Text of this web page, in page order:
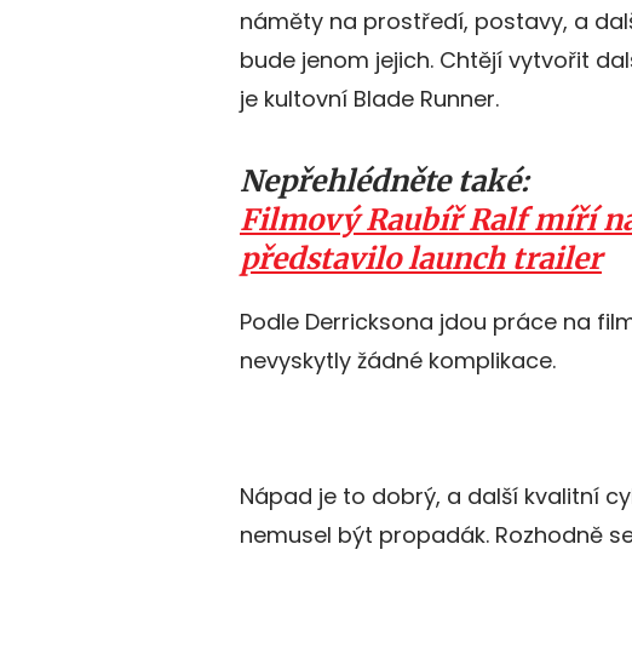
náměty na prostředí, postavy, a
bude jenom jejich. Chtějí vytvořit
je kultovní Blade Runner.
Nepřehlédněte také:
Filmový Raubíř Ralf míří
představilo launch trailer
Podle Derricksona jdou práce na
nevyskytly žádné komplikace.
Nápad je to dobrý, a další kvalitní
nemusel být propadák. Rozhodně